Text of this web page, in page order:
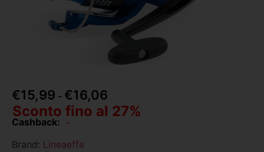
€15,99 - €16,06
Sconto fino al 27%
Cashback: -
Brand: Lineaeffe